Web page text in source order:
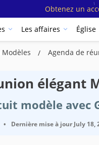
Obtenez un
Les affaires Église
Agenda de
élégant
modèle avec
• Dernière mise à jour July 18,